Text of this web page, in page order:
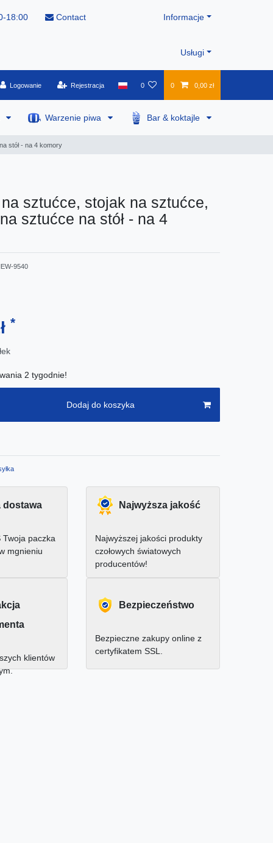
18:00 Contact Informacje
Usługi
Logowanie Rejestracja 0 0 0,00 zł
Warzenie piwa Bar & koktajle
stół - na 4 komory
sztućce, stojak na sztućce,
sztućce na stół - na 4
9540
*
2 tygodnie!
Dodaj do koszyka
dostawa
Twoja paczka
mgnieniu
Najwyższa jakość
Najwyższej jakości produkty
czołowych światowych
producentów!
klientów
Bezpieczeństwo
Bezpieczne zakupy online z
certyfikatem SSL.